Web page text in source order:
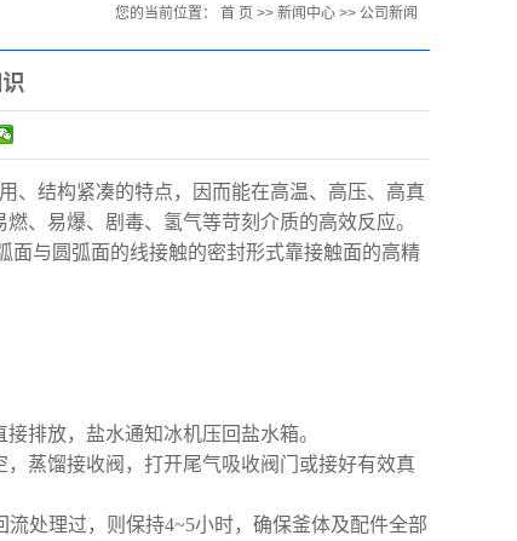
您的当前位置： 首 页 >> 新闻中心 >> 公司新闻
、结构紧凑的特点，因而能在高温、高压、高真
、易爆、剧毒、氢气等苛刻介质的高效反应。
与圆弧面的线接触的密封形式靠接触面的高精
排放，盐水通知冰机压回盐水箱。
蒸馏接收阀，打开尾气吸收阀门或接好有效真
处理过，则保持4~5小时，确保釜体及配件全部